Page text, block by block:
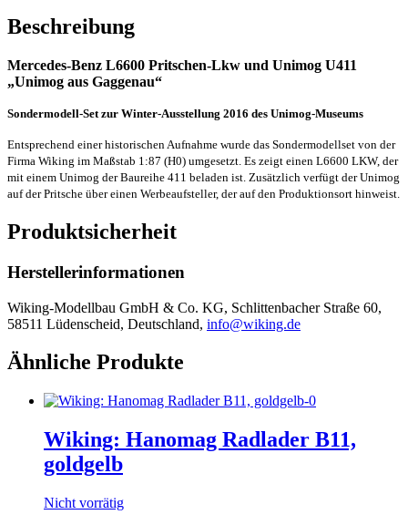
Beschreibung
Mercedes-Benz L6600 Pritschen-Lkw und Unimog U411
„Unimog aus Gaggenau“
Sondermodell-Set zur Winter-Ausstellung 2016 des Unimog-Museums
Entsprechend einer historischen Aufnahme wurde das Sondermodellset von der
Firma Wiking im Maßstab 1:87 (H0) umgesetzt. Es zeigt einen L6600 LKW, der
mit einem Unimog der Baureihe 411 beladen ist. Zusätzlich verfügt der Unimog
auf der Pritsche über einen Werbeaufsteller, der auf den Produktionsort hinweist.
Produktsicherheit
Herstellerinformationen
Wiking-Modellbau GmbH & Co. KG, Schlittenbacher Straße 60,
58511 Lüdenscheid, Deutschland, info@wiking.de
Ähnliche Produkte
Wiking: Hanomag Radlader B11,
goldgelb
Nicht vorrätig